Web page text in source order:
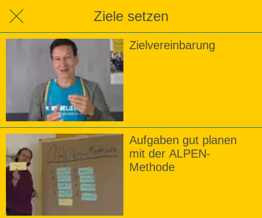
Ziele setzen
Zielvereinbarung
Aufgaben gut planen
mit der ALPEN-
Methode